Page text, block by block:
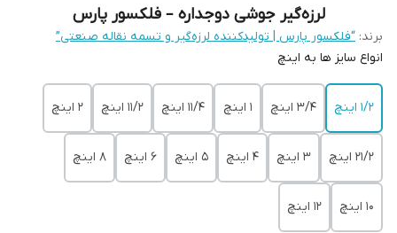
لرزه‌گیر جوشی دوجداره – فلکسور پارس
برند: “فلکسور پارس | تولیدکننده لرزه‌گیر و تسمه نقاله صنعتی”
انواع سایز ها به اینچ
1/2 اینچ 3/4 اینچ 1 اینچ 11/4 اینچ 11/2 اینچ 2 اینچ
21/2 اینچ 3 اینچ 4 اینچ 5 اینچ 6 اینچ 8 اینچ
10 اینچ 12 اینچ